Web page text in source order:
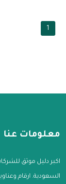
1
معلومات عنا
اكبر دليل موثق
السعودية. ارقام